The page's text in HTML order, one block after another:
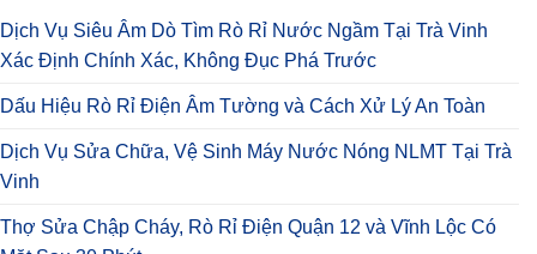
Dịch Vụ Siêu Âm Dò Tìm Rò Rỉ Nước Ngầm Tại Trà Vinh
Xác Định Chính Xác, Không Đục Phá Trước
Dấu Hiệu Rò Rỉ Điện Âm Tường và Cách Xử Lý An Toàn
Dịch Vụ Sửa Chữa, Vệ Sinh Máy Nước Nóng NLMT Tại Trà
Vinh
Thợ Sửa Chập Cháy, Rò Rỉ Điện Quận 12 và Vĩnh Lộc Có